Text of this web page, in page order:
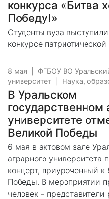
конкурса «Битва
Победу!»
Студенты вуза
конкурсе патриотической
8 мая
ФГБОУ ВО
университет
Наука,
В Уральском
государственном
университете
Великой Победы
6 мая в актовом зале
аграрного университета
концерт, приуроченный к
Победы. В мероприятии
человек – представители